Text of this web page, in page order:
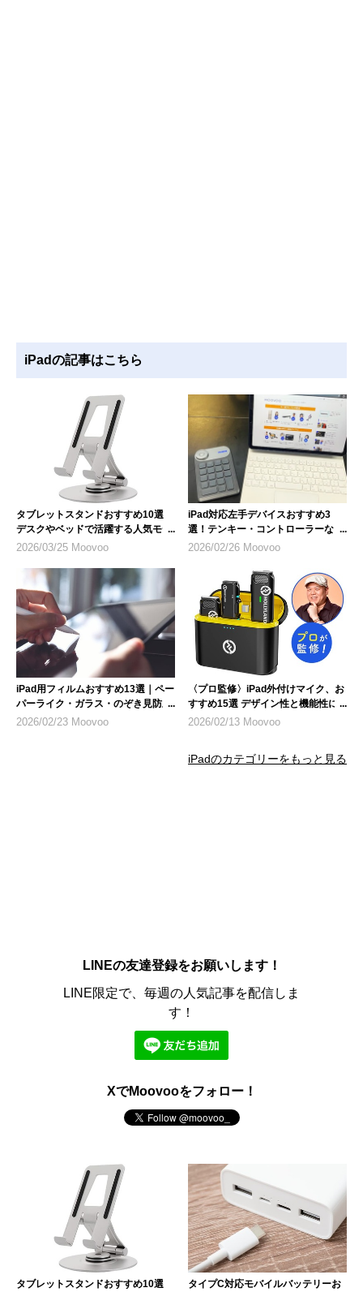
iPadの記事はこちら
タブレットスタンドおすすめ10選
デスクやベッドで活躍する人気モデ
ル
2026/03/25 Moovoo
iPad対応左手デバイスおすすめ3
選！テンキー・コントローラーな
ど、選び方のポイントも解説
2026/02/26 Moovoo
iPad用フィルムおすすめ13選｜ペー
パーライク・ガラス・のぞき見防止
など人気製品を紹介
2026/02/23 Moovoo
〈プロ監修〉iPad外付けマイク、お
すすめ15選 デザイン性と機能性に
も注目
2026/02/13 Moovoo
iPadのカテゴリーをもっと見る
LINEの友達登録をお願いします！
LINE限定で、毎週の人気記事を配信しま
す！
XでMoovooをフォロー！
タブレットスタンドおすすめ10選 タイプC対応モバイルバッテリーお